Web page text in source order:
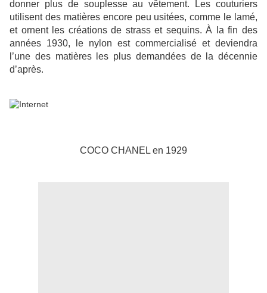
donner plus de souplesse au vêtement. Les couturiers
utilisent des matières encore peu usitées, comme le lamé,
et ornent les créations de strass et sequins. À la fin des
années 1930, le nylon est commercialisé et deviendra
l’une des matières les plus demandées de la décennie
d’après.
COCO CHANEL en 1929